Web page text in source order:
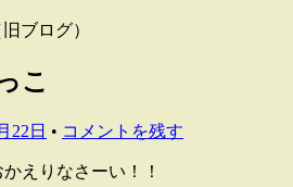
こ
22日 • コメントを残す
えりなさーい！！